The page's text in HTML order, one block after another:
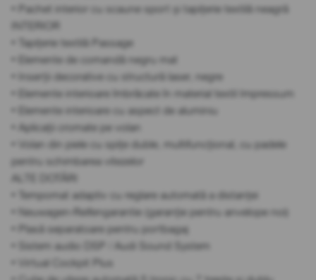
• Pachet interior cu scaune sport și tapițerie textilă neagră
• Tapițerie textilă Passage
• Elemente de comandă negru mat
• Inserții decorative cu structură laser, negre
• Elemente interioare îmbrăcate în material textil Impressum
• Elemente interioare cu aspect de aluminiu
• Aplicații cromate pe volan
• Volan din piele cu spițe duble, multifuncțional, cu padele
pentru schimbarea vitezelor
ALTE DOTĂRI
• Tempomat adaptiv cu reglare automată a distanței
• Neuwagen-Reifengarantie (garanție pentru anvelope noi)
• Plasă separatoare pentru portbagaj
• Sistem audio DSP / Audi Sound System
• Virtual Cockpit Plus